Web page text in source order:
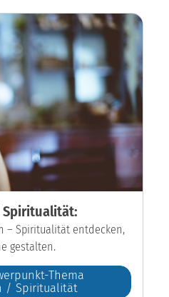
Spiritualität:
– Spiritualität entdecken,
gestalten.
Thema
/ Spiritualität